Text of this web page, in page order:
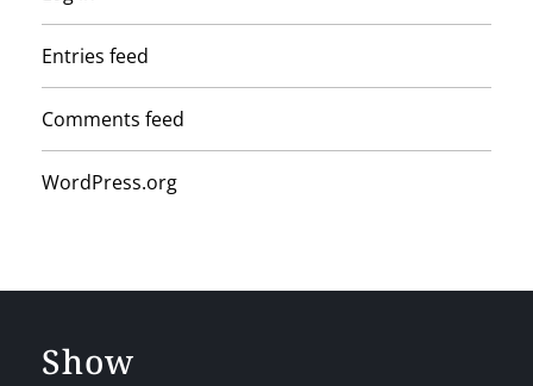
Entries feed
Comments feed
WordPress.org
Show